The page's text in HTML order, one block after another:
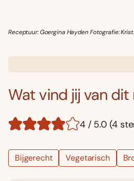
Receptuur: Goergina Hayden Fotografie:
Wat vind jij van
4 / 5.0 (4
Bijgerecht Vegetarisch